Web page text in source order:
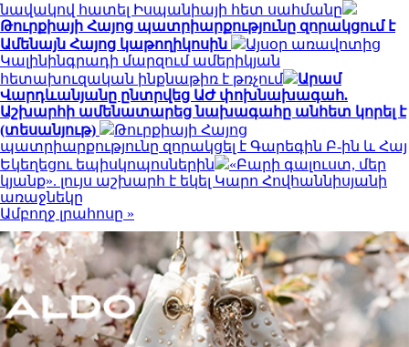
նավակով հատել Իսպանիայի հետ սահմանը
Թուրքիայի Հայոց պատրիարքությունը զորակցում է
Ամենայն Հայոց կաթողիկոսին
Այսօր առավոտից
Կալինինգրադի մարզում ամերիկյան
հետախուզական ինքնաթիռ է թռչում
Արամ
Վարդևանյանը ընտրվեց ԱԺ փոխնախագահ.
Աշխարհի ամենատարեց նախագահը անհետ կորել է
(տեսանյութ)
Թուրքիայի Հայոց
պատրիարքությունը զորակցել է Գարեգին Բ-ին և Հայ
Եկեղեցու եպիսկոպոսներին
«Բարի գալուստ, մեր
կյանք». լույս աշխարհ է եկել Կարո Հովհաննիսյանի
առաջնեկը
Ամբողջ լրահոսը »